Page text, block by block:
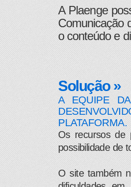
A Plaenge
Comunicação
o conteúdo e
Solução »
A EQUIPE
PLATAFORMA.
Os recursos de
possibilidade de
O site também